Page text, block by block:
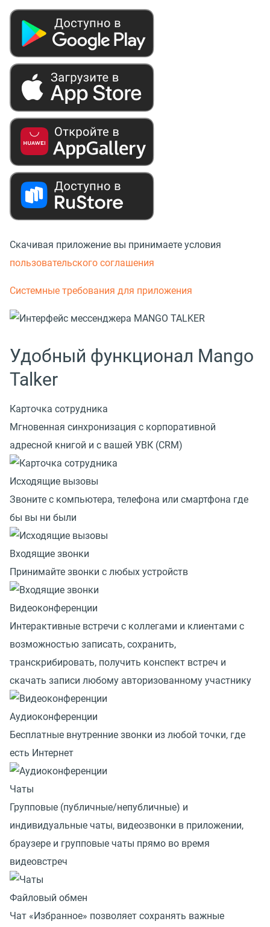
Скачивая приложение вы принимаете условия
пользовательского соглашения
Системные требования для приложения
Удобный функционал Mango
Talker
Карточка сотрудника
Мгновенная синхронизация с корпоративной
адресной книгой и с вашей УВК (CRM)
Исходящие вызовы
Звоните с компьютера, телефона или смартфона где
бы вы ни были
Входящие звонки
Принимайте звонки с любых устройств
Видеоконференции
Интерактивные встречи с коллегами и клиентами с
возможностью записать, сохранить,
транскрибировать, получить конспект встреч и
скачать записи любому авторизованному участнику
Аудиоконференции
Бесплатные внутренние звонки из любой точки, где
есть Интернет
Чаты
Групповые (публичные/непубличные) и
индивидуальные чаты, видеозвонки в приложении,
браузере и групповые чаты прямо во время
видеовстреч
Файловый обмен
Чат «Избранное» позволяет сохранять важные